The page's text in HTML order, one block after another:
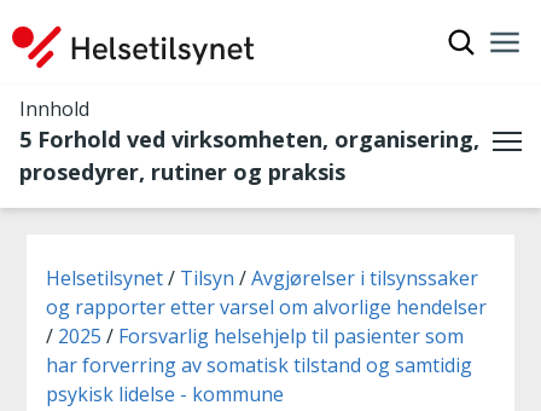
Innhold
5 Forhold ved virksomheten, organisering,
prosedyrer, rutiner og praksis
Du er her:
Helsetilsynet Tilsyn
Avgjørelser i tilsynssaker
og rapporter etter varsel om alvorlige hendelser
2025
Forsvarlig helsehjelp til pasienter som
har forverring av somatisk tilstand og samtidig
psykisk lidelse - kommune